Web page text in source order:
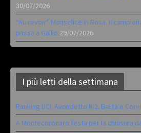
30/07/2026
“Au revoir” Monselice in Rosa. Il
passa a Gallio 29/07/2026
I più letti della settimana
Ranking UCI: Avondetto N.2. Berta e
A Montecoronaro festa per la chiusura